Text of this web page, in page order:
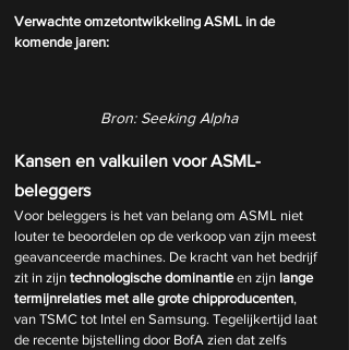
Verwachte omzetontwikkeling ASML in de
komende jaren:
Bron: Seeking Alpha
Kansen en valkuilen voor ASML-
beleggers
Voor beleggers is het van belang om ASML niet
louter te beoordelen op de verkoop van zijn meest
geavanceerde machines. De kracht van het bedrijf
zit in zijn technologische dominantie en zijn lange
termijnrelaties met alle grote chipproducenten,
van TSMC tot Intel en Samsung. Tegelijkertijd laat
de recente bijstelling door BofA zien dat zelfs